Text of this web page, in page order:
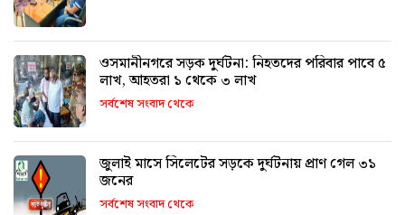
ওসমানীনগরে সড়ক দুর্ঘটনা: নিহতদের পরিবার পাবে ৫
লাখ, আহতরা ১ থেকে ৩ লাখ
সর্বশেষ সংবাদ থেকে
জুলাই মাসে সিলেটের সড়কে দুর্ঘটনায় প্রাণ গেল ৩১
জনের
সর্বশেষ সংবাদ থেকে